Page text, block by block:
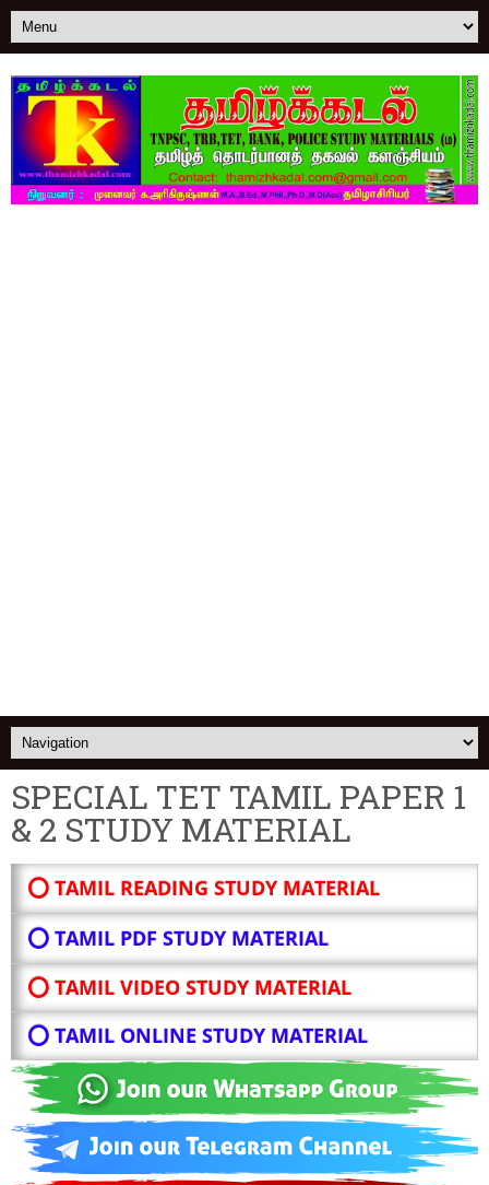
SPECIAL TET TAMIL PAPER 1
& 2 STUDY MATERIAL
⭕ TAMIL READING STUDY MATERIAL
⭕ TAMIL PDF STUDY MATERIAL
⭕ TAMIL VIDEO STUDY MATERIAL
⭕ TAMIL ONLINE STUDY MATERIAL